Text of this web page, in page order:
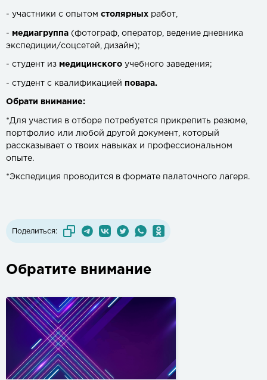
- участники с опытом столярных работ,
- медиагруппа (фотограф, оператор, ведение дневника
экспедиции/соцсетей, дизайн);
- студент из медицинского учебного заведения;
- студент с квалификацией повара.
Обрати внимание:
*Для участия в отборе потребуется прикрепить резюме,
портфолио или любой другой документ, который
рассказывает о твоих навыках и профессиональном
опыте.
*Экспедиция проводится в формате палаточного лагеря.
Поделиться:
Обратите внимание